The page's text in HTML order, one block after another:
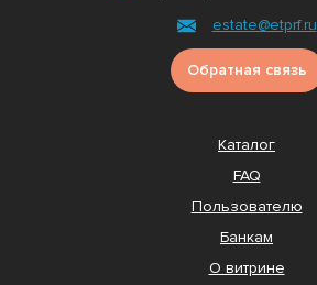
estate@etprf.ru
Обратная связь
Каталог
FAQ
Пользователю
Банкам
О витрине